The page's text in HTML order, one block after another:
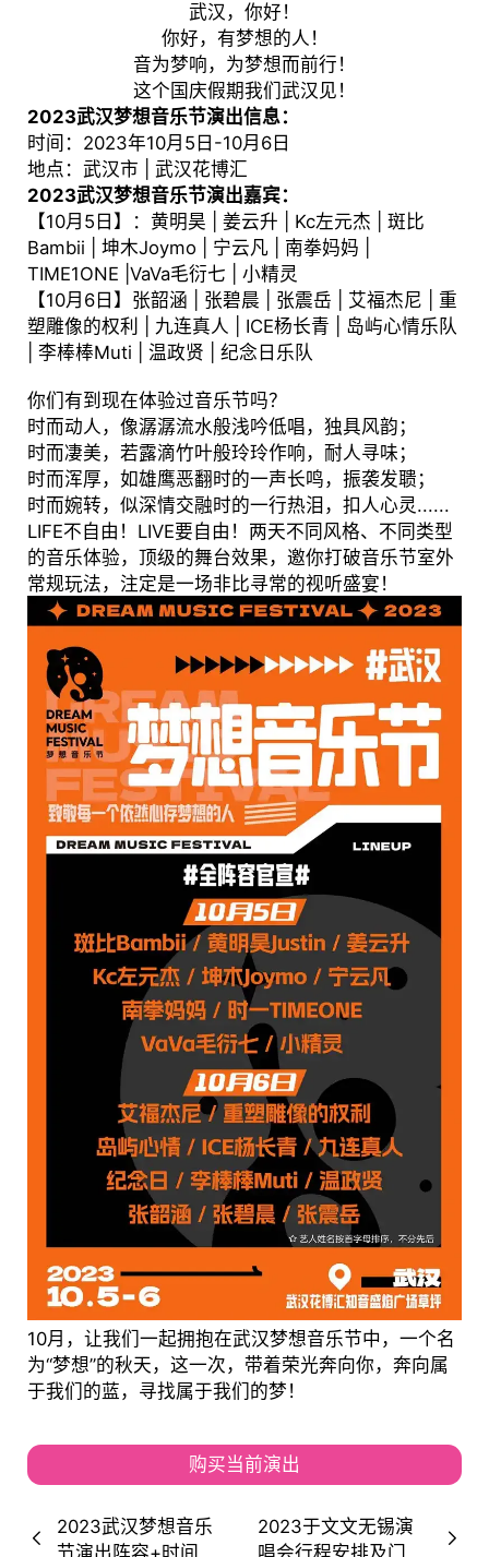
武汉，你好！
你好，有梦想的人！
音为梦响，为梦想而前行！
这个国庆假期我们武汉见！
2023武汉梦想音乐节演出信息：
时间：2023年10月5日-10月6日
地点：武汉市 | 武汉花博汇
2023武汉梦想音乐节演出嘉宾：
【10月5日】：黄明昊 | 姜云升 | Kc左元杰 | 斑比
Bambii | 坤木Joymo | 宁云凡 | 南拳妈妈 |
TIME1ONE |VaVa毛衍七 | 小精灵
【10月6日】张韶涵 | 张碧晨 | 张震岳 | 艾福杰尼 | 重
塑雕像的权利 | 九连真人 | ICE杨长青 | 岛屿心情乐队
| 李棒棒Muti | 温政贤 | 纪念日乐队
你们有到现在体验过音乐节吗？
时而动人，像潺潺流水般浅吟低唱，独具风韵；
时而凄美，若露滴竹叶般玲玲作响，耐人寻味；
时而浑厚，如雄鹰恶翻时的一声长鸣，振袭发聩；
时而婉转，似深情交融时的一行热泪，扣人心灵......
LIFE不自由！LIVE要自由！两天不同风格、不同类型
的音乐体验，顶级的舞台效果，邀你打破音乐节室外
常规玩法，注定是一场非比寻常的视听盛宴！
10月，让我们一起拥抱在武汉梦想音乐节中，一个名
为“梦想”的秋天，这一次，带着荣光奔向你，奔向属
于我们的蓝，寻找属于我们的梦！
购买当前演出
2023武汉梦想音乐
节演出阵容+时间地
2023于文文无锡演
唱会行程安排及门票